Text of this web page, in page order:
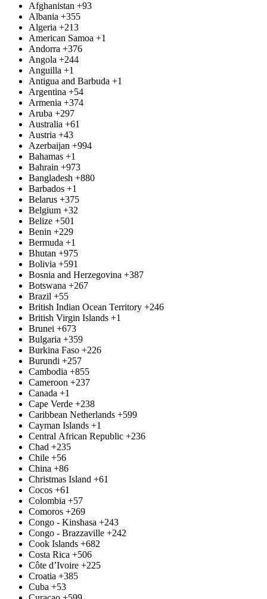
Afghanistan +93
Albania +355
Algeria +213
American Samoa +1
Andorra +376
Angola +244
Anguilla +1
Antigua and Barbuda +1
Argentina +54
Armenia +374
Aruba +297
Australia +61
Austria +43
Azerbaijan +994
Bahamas +1
Bahrain +973
Bangladesh +880
Barbados +1
Belarus +375
Belgium +32
Belize +501
Benin +229
Bermuda +1
Bhutan +975
Bolivia +591
Bosnia and Herzegovina +387
Botswana +267
Brazil +55
British Indian Ocean Territory +246
British Virgin Islands +1
Brunei +673
Bulgaria +359
Burkina Faso +226
Burundi +257
Cambodia +855
Cameroon +237
Canada +1
Cape Verde +238
Caribbean Netherlands +599
Cayman Islands +1
Central African Republic +236
Chad +235
Chile +56
China +86
Christmas Island +61
Cocos +61
Colombia +57
Comoros +269
Congo - Kinshasa +243
Congo - Brazzaville +242
Cook Islands +682
Costa Rica +506
Côte d’Ivoire +225
Croatia +385
Cuba +53